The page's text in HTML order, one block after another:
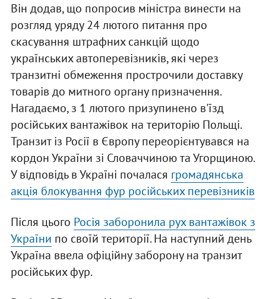
Він додав, що попросив міністра винести на
розгляд уряду 24 лютого питання про
скасування штрафних санкцій щодо
українських автоперевізників, які через
транзитні обмеження прострочили доставку
товарів до митного органу призначення.
Нагадаємо, з 1 лютого призупинено в'їзд
російських вантажівок на територію Польщі.
Транзит із Росії в Європу переорієнтувався на
кордон України зі Словаччиною та Угорщиною.
У відповідь в Україні почалася громадянська
акція блокування фур російських перевізників
Після цього Росія заборонила рух вантажівок з
України по своїй території. На наступний день
Україна ввела офіційну заборону на транзит
російських фур.